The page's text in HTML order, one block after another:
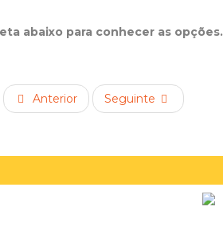
abaixo para conhecer as opções.
Anterior Seguinte